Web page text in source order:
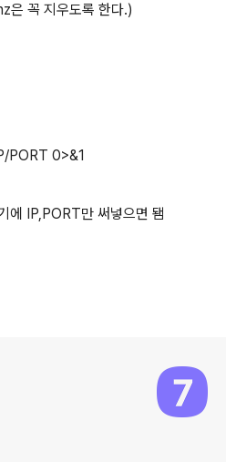
은 꼭 지우도록 한다.)
PORT 0>&1
에 IP,PORT만 써넣으면 됌